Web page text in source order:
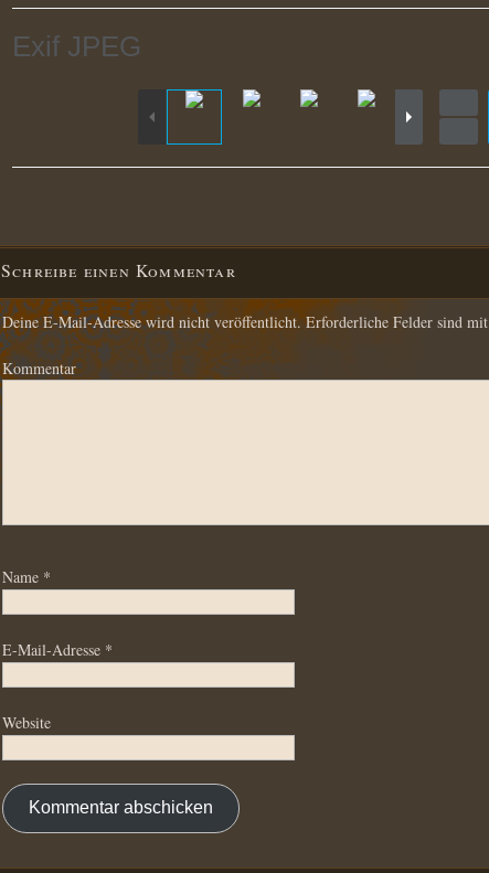
Exif JPEG
Schreibe einen Kommentar
Deine E-Mail-Adresse wird nicht veröffentlicht.Erforderliche Felder sind mit
Kommentar
Name *
E-Mail-Adresse *
Website